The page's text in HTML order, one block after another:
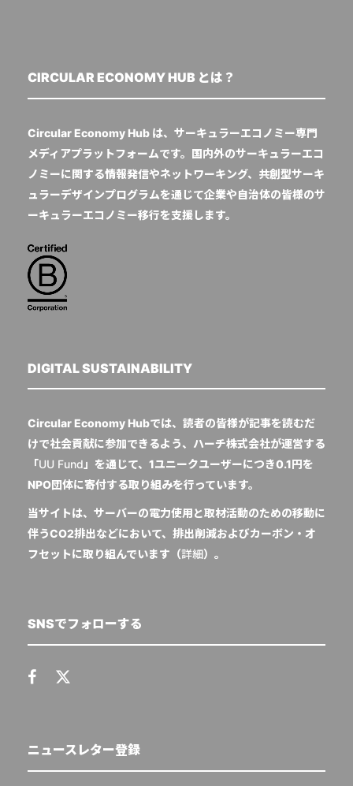
CIRCULAR ECONOMY HUB とは？
Circular Economy Hub は、サーキュラーエコノミー専門
メディアプラットフォームです。国内外のサーキュラーエコ
ノミーに関する情報発信やネットワーキング、共創型サーキ
ュラーデザインプログラムを通じて企業や自治体の皆様のサ
ーキュラーエコノミー移行を支援します。
DIGITAL SUSTAINABILITY
Circular Economy Hubでは、読者の皆様が記事を読むだ
けで社会貢献に参加できるよう、ハーチ株式会社が運営する
「UU Fund 」を通じて、1ユニークユーザーにつき0.1円を
NPO団体に寄付する取り組みを行っています。
当サイトは、サーバーの電力使用と取材活動のための移動に
伴うCO2排出などにおいて、排出削減およびカーボン・オ
フセットに取り組んでいます（詳細）。
SNSでフォローする
ニュースレター登録